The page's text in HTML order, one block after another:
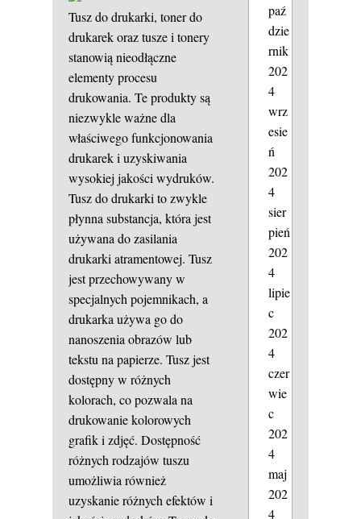
Tusz do drukarki, toner do
drukarek oraz tusze i tonery
stanowią nieodłączne
elementy procesu
drukowania. Te produkty są
niezwykle ważne dla
właściwego funkcjonowania
drukarek i uzyskiwania
wysokiej jakości wydruków.
Tusz do drukarki to zwykle
płynna substancja, która jest
używana do zasilania
drukarki atramentowej. Tusz
jest przechowywany w
specjalnych pojemnikach, a
drukarka używa go do
nanoszenia obrazów lub
tekstu na papierze. Tusz jest
dostępny w różnych
kolorach, co pozwala na
drukowanie kolorowych
grafik i zdjęć. Dostępność
różnych rodzajów tuszu
umożliwia również
uzyskanie różnych efektów i
paź
dzie
rnik
202
4
wrz
esie
ń
202
4
sier
pień
202
4
lipie
c
202
4
czer
wie
c
202
4
maj
202
4